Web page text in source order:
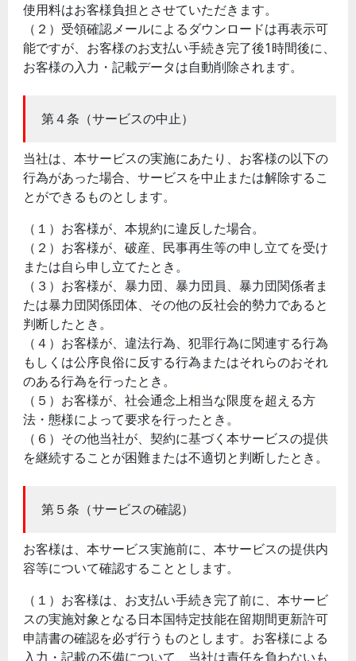
使用料はお客様負担とさせていただきます。
（２）受領確認メールによるダウンロードは再表示可
能ですが、お客様のお支払い手続き完了後1時間後に、
お客様の入力・記載データは自動削除されます。
第４条（サービスの中止）
当社は、本サービスの実施にあたり、お客様の以下の
行為があった場合、サービスを中止または解除するこ
とができるものとします。
（１）お客様が、本規約に違反した場合。
（２）お客様が、破産、民事再生等の申し立てを受け
または自ら申し立てたとき。
（３）お客様が、暴力団、暴力団員、暴力団関係者ま
たは暴力団関係団体、その他の反社会的勢力であると
判断したとき。
（４）お客様が、違法行為、犯罪行為に関連する行為
もしくは公序良俗に反する行為またはそれらのおそれ
のある行為を行ったとき。
（５）お客様が、社会通念上相当な限度を超える方
法・態様によって要求を行ったとき。
（６）その他当社が、契約に基づく本サービスの提供
を継続することが困難または不適切と判断したとき。
第５条（サービスの確認）
お客様は、本サービス実施前に、本サービスの提供内
容等について確認することとします。
（１）お客様は、お支払い手続き完了前に、本サービ
スの実施対象となる日本国特定技能在留期間更新許可
申請書の確認を必ず行うものとします。お客様による
入力・記載の不備について、当社は責任を負わないも